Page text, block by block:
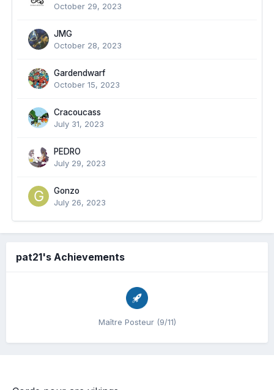
October 29, 2023
JMG
October 28, 2023
Gardendwarf
October 15, 2023
Cracoucass
July 31, 2023
PEDRO
July 29, 2023
Gonzo
July 26, 2023
pat21's Achievements
Maître Posteur (9/11)